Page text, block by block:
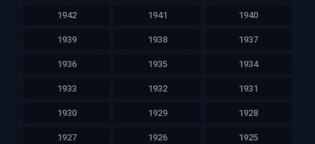
1942 1941 1940
1939 1938 1937
1936 1935 1934
1933 1932 1931
1930 1929 1928
1927 1926 1925